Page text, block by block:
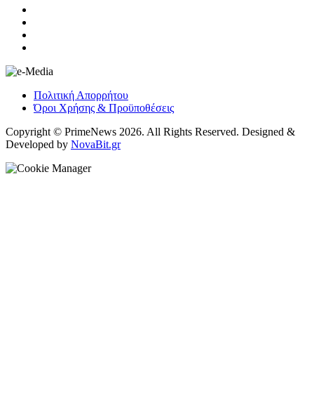
Πολιτική Απορρήτου
Όροι Χρήσης & Προϋποθέσεις
Copyright © PrimeNews 2026. All Rights Reserved. Designed &
Developed by NovaBit.gr